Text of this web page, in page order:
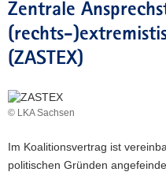
Zentrale
(rechts-
(ZASTEX)
© LKA Sachsen
Im Koalitionsvertrag ist
politischen Gründen